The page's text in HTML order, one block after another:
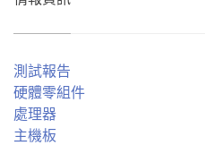
測試報告
硬體零組件
處理器
主機板